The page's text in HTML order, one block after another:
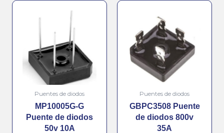
Puentes de diodos
MP10005G-G
Puente de diodos
50v 10A
Puentes de diodos
GBPC3508 Puente
de diodos 800v
35A